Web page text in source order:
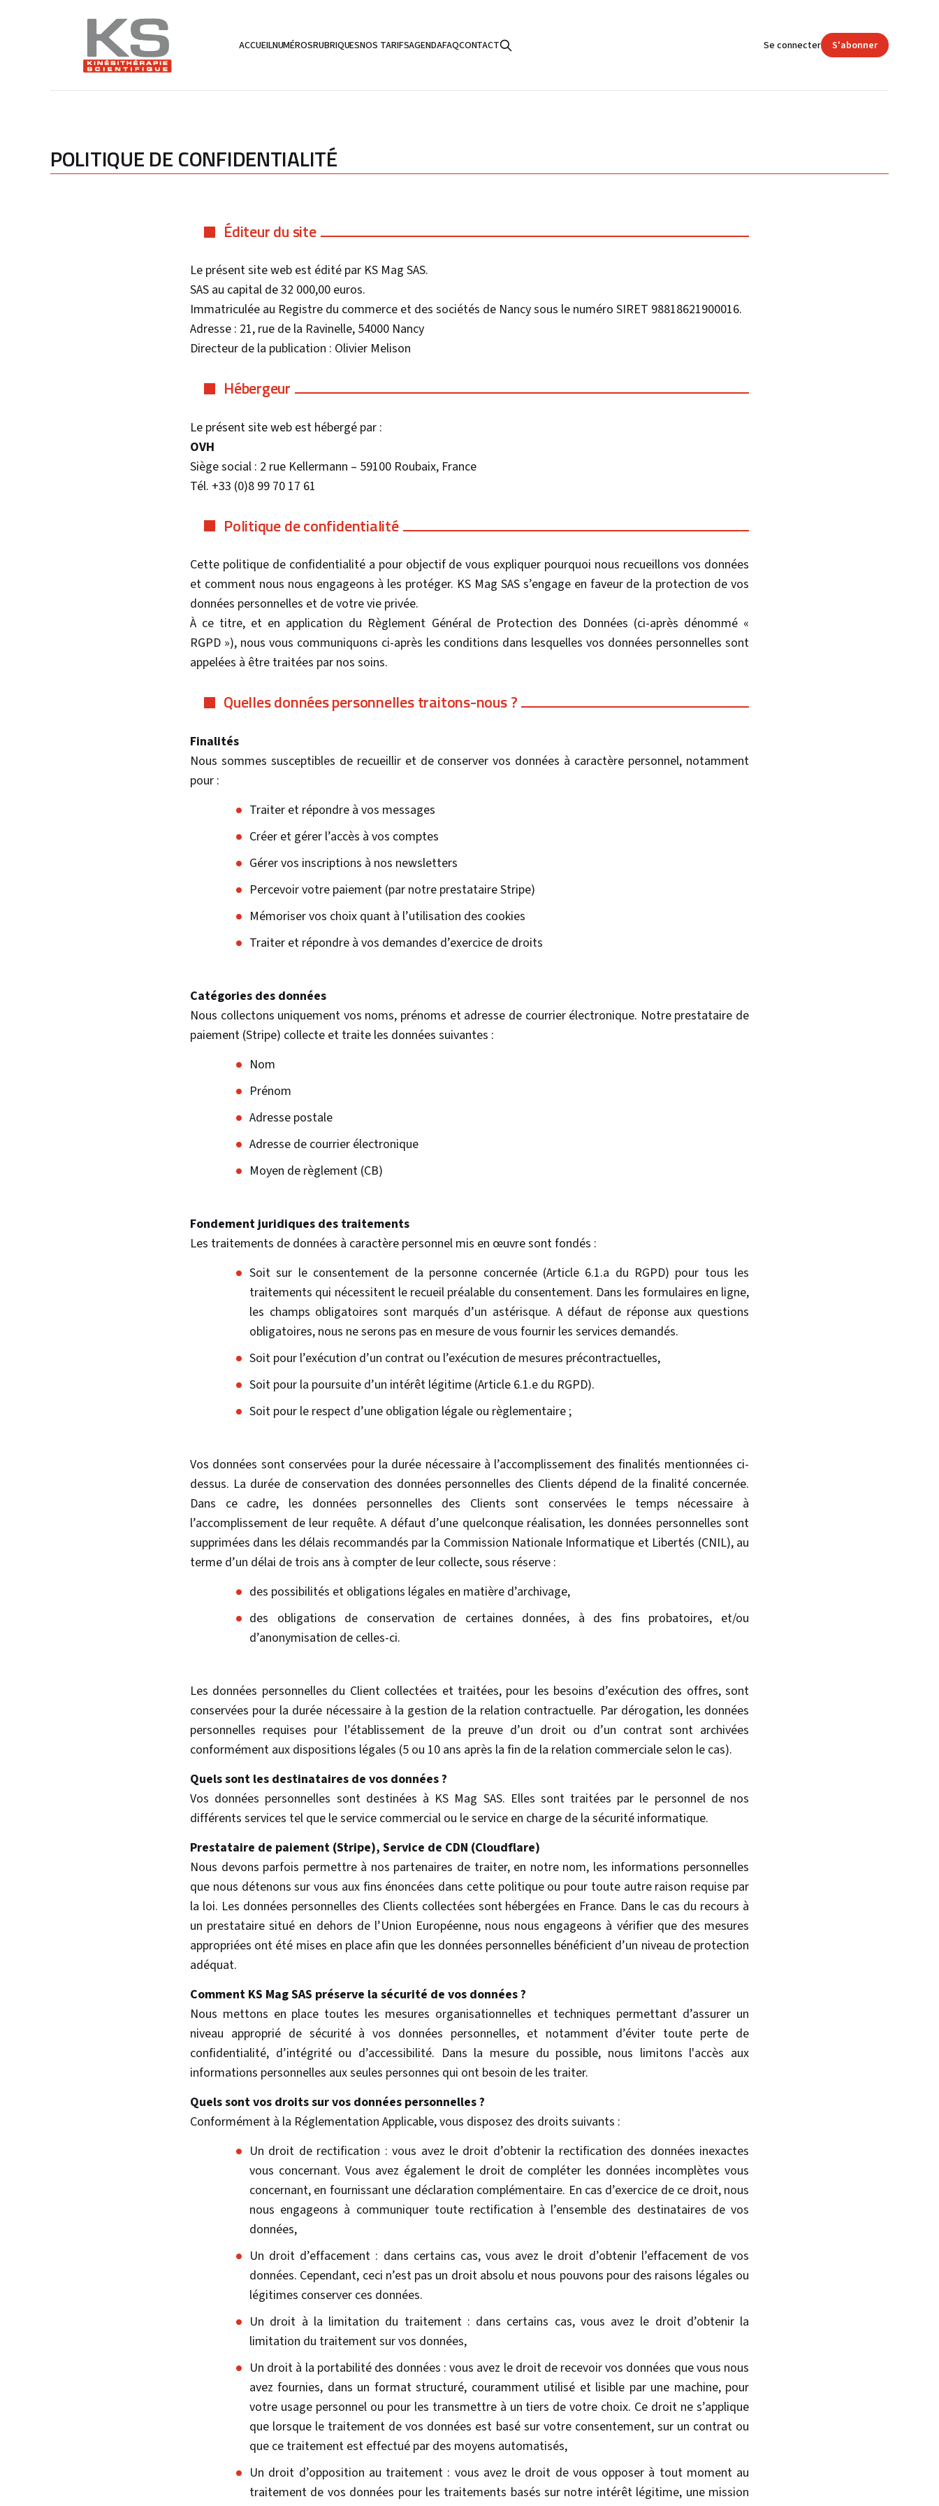
ACCUEILNUMÉROSRUBRIQUESNOS TARIFSAGENDAFAQCONTACT Se connecter S'abonner
POLITIQUE DE CONFIDENTIALITÉ
Éditeur du site
Le présent site web est édité par KS Mag SAS.
SAS au capital de 32 000,00 euros.
Immatriculée au Registre du commerce et des sociétés de Nancy sous le numéro SIRET 98818621900016.
Adresse : 21, rue de la Ravinelle, 54000 Nancy
Directeur de la publication : Olivier Melison
Hébergeur
Le présent site web est hébergé par :
OVH
Siège social : 2 rue Kellermann – 59100 Roubaix, France
Tél. +33 (0)8 99 70 17 61
Politique de confidentialité
Cette politique de confidentialité a pour objectif de vous expliquer pourquoi nous recueillons vos données
et comment nous nous engageons à les protéger. KS Mag SAS s’engage en faveur de la protection de vos
données personnelles et de votre vie privée.
À ce titre, et en application du Règlement Général de Protection des Données (ci-après dénommé «
RGPD »), nous vous communiquons ci-après les conditions dans lesquelles vos données personnelles sont
appelées à être traitées par nos soins.
Quelles données personnelles traitons-nous ?
Finalités
Nous sommes susceptibles de recueillir et de conserver vos données à caractère personnel, notamment
pour :
Traiter et répondre à vos messages
Créer et gérer l’accès à vos comptes
Gérer vos inscriptions à nos newsletters
Percevoir votre paiement (par notre prestataire Stripe)
Mémoriser vos choix quant à l’utilisation des cookies
Traiter et répondre à vos demandes d’exercice de droits
Catégories des données
Nous collectons uniquement vos noms, prénoms et adresse de courrier électronique. Notre prestataire de
paiement (Stripe) collecte et traite les données suivantes :
Nom
Prénom
Adresse postale
Adresse de courrier électronique
Moyen de règlement (CB)
Fondement juridiques des traitements
Les traitements de données à caractère personnel mis en œuvre sont fondés :
Soit sur le consentement de la personne concernée (Article 6.1.a du RGPD) pour tous les
traitements qui nécessitent le recueil préalable du consentement. Dans les formulaires en ligne,
les champs obligatoires sont marqués d’un astérisque. A défaut de réponse aux questions
obligatoires, nous ne serons pas en mesure de vous fournir les services demandés.
Soit pour l’exécution d’un contrat ou l’exécution de mesures précontractuelles,
Soit pour la poursuite d’un intérêt légitime (Article 6.1.e du RGPD).
Soit pour le respect d’une obligation légale ou règlementaire ;
Vos données sont conservées pour la durée nécessaire à l’accomplissement des finalités mentionnées ci-
dessus. La durée de conservation des données personnelles des Clients dépend de la finalité concernée.
Dans ce cadre, les données personnelles des Clients sont conservées le temps nécessaire à
l’accomplissement de leur requête. A défaut d’une quelconque réalisation, les données personnelles sont
supprimées dans les délais recommandés par la Commission Nationale Informatique et Libertés (CNIL), au
terme d’un délai de trois ans à compter de leur collecte, sous réserve :
des possibilités et obligations légales en matière d’archivage,
des obligations de conservation de certaines données, à des fins probatoires, et/ou
d’anonymisation de celles-ci.
Les données personnelles du Client collectées et traitées, pour les besoins d’exécution des offres, sont
conservées pour la durée nécessaire à la gestion de la relation contractuelle. Par dérogation, les données
personnelles requises pour l’établissement de la preuve d’un droit ou d’un contrat sont archivées
conformément aux dispositions légales (5 ou 10 ans après la fin de la relation commerciale selon le cas).
Quels sont les destinataires de vos données ?
Vos données personnelles sont destinées à KS Mag SAS. Elles sont traitées par le personnel de nos
différents services tel que le service commercial ou le service en charge de la sécurité informatique.
Prestataire de paiement (Stripe), Service de CDN (Cloudflare)
Nous devons parfois permettre à nos partenaires de traiter, en notre nom, les informations personnelles
que nous détenons sur vous aux fins énoncées dans cette politique ou pour toute autre raison requise par
la loi. Les données personnelles des Clients collectées sont hébergées en France. Dans le cas du recours à
un prestataire situé en dehors de l’Union Européenne, nous nous engageons à vérifier que des mesures
appropriées ont été mises en place afin que les données personnelles bénéficient d’un niveau de protection
adéquat.
Comment KS Mag SAS préserve la sécurité de vos données ?
Nous mettons en place toutes les mesures organisationnelles et techniques permettant d’assurer un
niveau approprié de sécurité à vos données personnelles, et notamment d’éviter toute perte de
confidentialité, d’intégrité ou d’accessibilité. Dans la mesure du possible, nous limitons l'accès aux
informations personnelles aux seules personnes qui ont besoin de les traiter.
Quels sont vos droits sur vos données personnelles ?
Conformément à la Réglementation Applicable, vous disposez des droits suivants :
Un droit de rectification : vous avez le droit d’obtenir la rectification des données inexactes
vous concernant. Vous avez également le droit de compléter les données incomplètes vous
concernant, en fournissant une déclaration complémentaire. En cas d’exercice de ce droit, nous
nous engageons à communiquer toute rectification à l’ensemble des destinataires de vos
données,
Un droit d’effacement : dans certains cas, vous avez le droit d’obtenir l’effacement de vos
données. Cependant, ceci n’est pas un droit absolu et nous pouvons pour des raisons légales ou
légitimes conserver ces données.
Un droit à la limitation du traitement : dans certains cas, vous avez le droit d’obtenir la
limitation du traitement sur vos données,
Un droit à la portabilité des données : vous avez le droit de recevoir vos données que vous nous
avez fournies, dans un format structuré, couramment utilisé et lisible par une machine, pour
votre usage personnel ou pour les transmettre à un tiers de votre choix. Ce droit ne s’applique
que lorsque le traitement de vos données est basé sur votre consentement, sur un contrat ou
que ce traitement est effectué par des moyens automatisés,
Un droit d’opposition au traitement : vous avez le droit de vous opposer à tout moment au
traitement de vos données pour les traitements basés sur notre intérêt légitime, une mission